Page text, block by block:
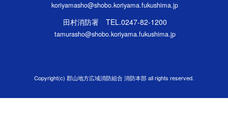
koriyamasho@shobo.koriyama.fukushima.jp
田村消防署 TEL.0247-82-1200
tamurasho@shobo.koriyama.fukushima.jp
Copyright(c) 郡山地方広域消防組合 消防本部 all rights reserved.